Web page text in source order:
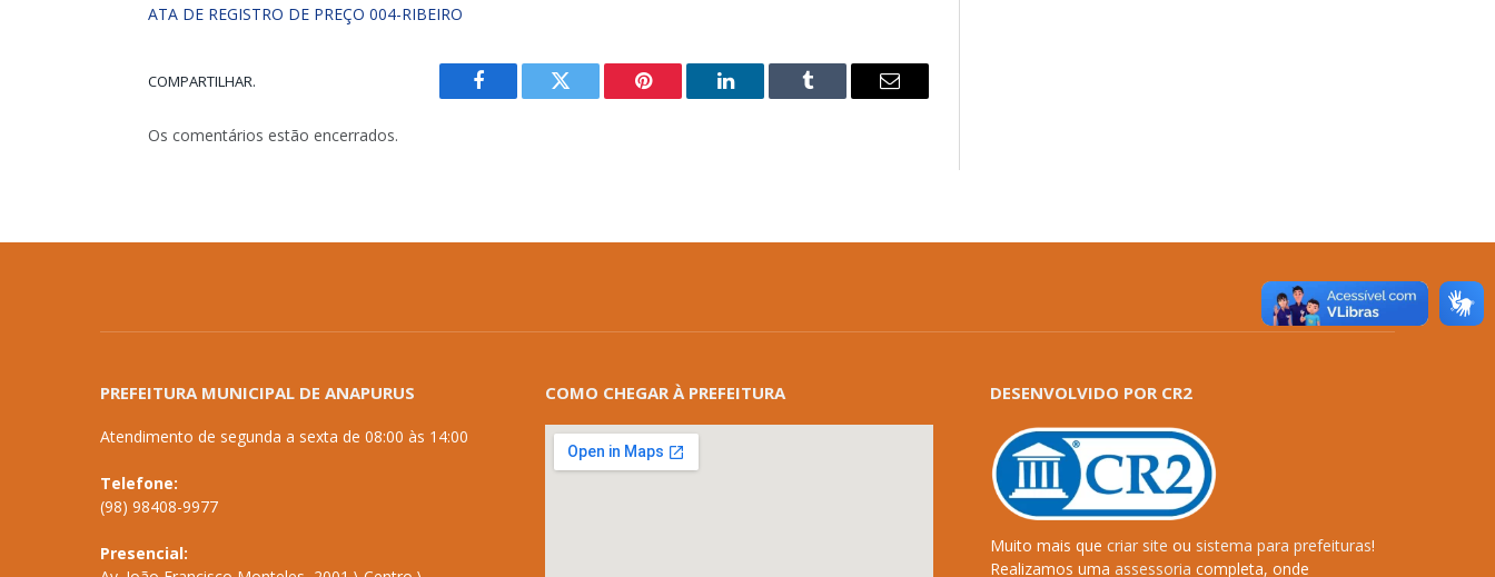
ATA DE REGISTRO DE PREÇO 004-RIBEIRO
COMPARTILHAR.
Facebook Twitter Pinterest LinkedIn Tumblr
E-
Os comentários estão encerrados.
PREFEITURA MUNICIPAL DE ANAPURUS
Atendimento de segunda a sexta de 08:00 às 14:00
Telefone:
(98) 98408-9977
Presencial:
COMO CHEGAR À PREFEITURA DESENVOLVIDO POR CR2
Muito mais que criar site ou sistema para prefeituras!
Realizamos uma assessoria completa, onde